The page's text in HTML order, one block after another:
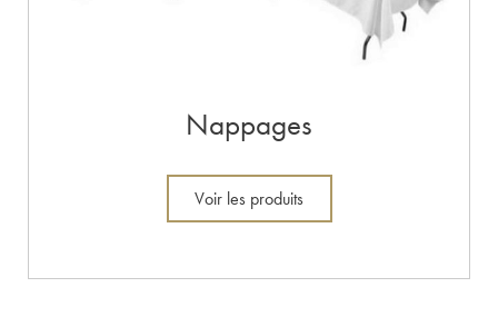
Nappages
Voir les produits